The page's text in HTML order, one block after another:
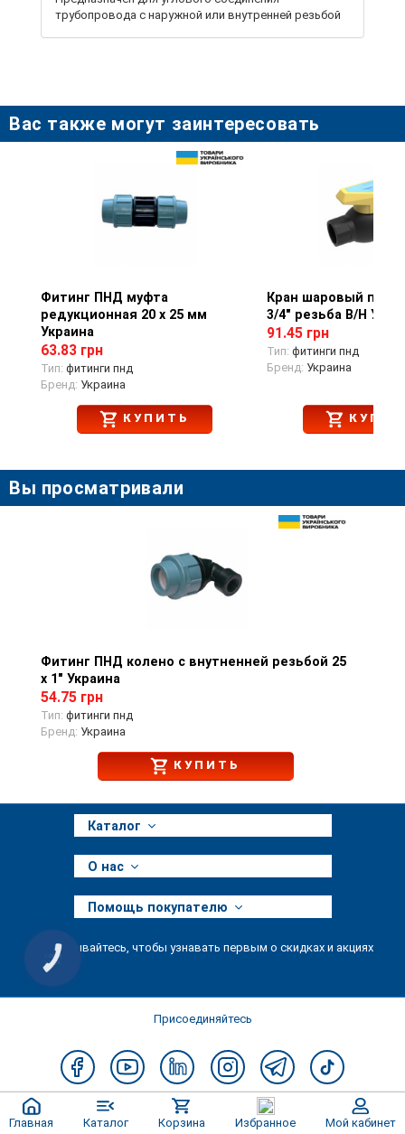
трубопровода с наружной или внутренней резьбой
Вас также могут заинтересовать
Просмотр товара
Фитинг ПНД муфта
редукционная 20 х 25 мм
Украина
63.83 грн
Тип: фитинги пнд
Бренд: Украина
КУПИТЬ
Просмотр
Кран шаровый
3/4" резьба В/Н
91.45 грн
Тип: фитинги пнд
Бренд: Украина
Вы просматривали
Просмотр товара
Фитинг ПНД колено с внутненней резьбой 25
х 1" Украина
54.75 грн
Тип: фитинги пнд
Бренд: Украина
КУПИТЬ
Каталог
О нас
Помощь покупателю
Подписывайтесь, чтобы узнавать первым о скидках и акциях
Присоединяйтесь
Главная Каталог Корзина Избранное Мой кабинет
КНОПКА
ЗВ'ЯЗКУ